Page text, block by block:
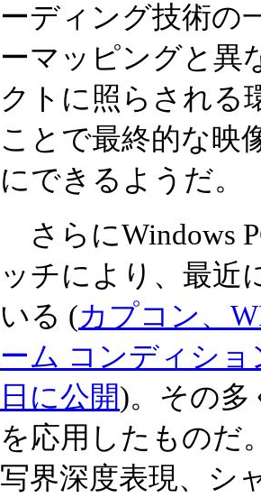
ーディング技術の
ーマッピングと異
クトに照らされる
ことで最終的な映
にできるようだ。
さらにWindows
ッチにより、最近
いる (カプコン、
ーム コンディシ
日に公開)。その多
を応用したものだ
写界深度表現、シ